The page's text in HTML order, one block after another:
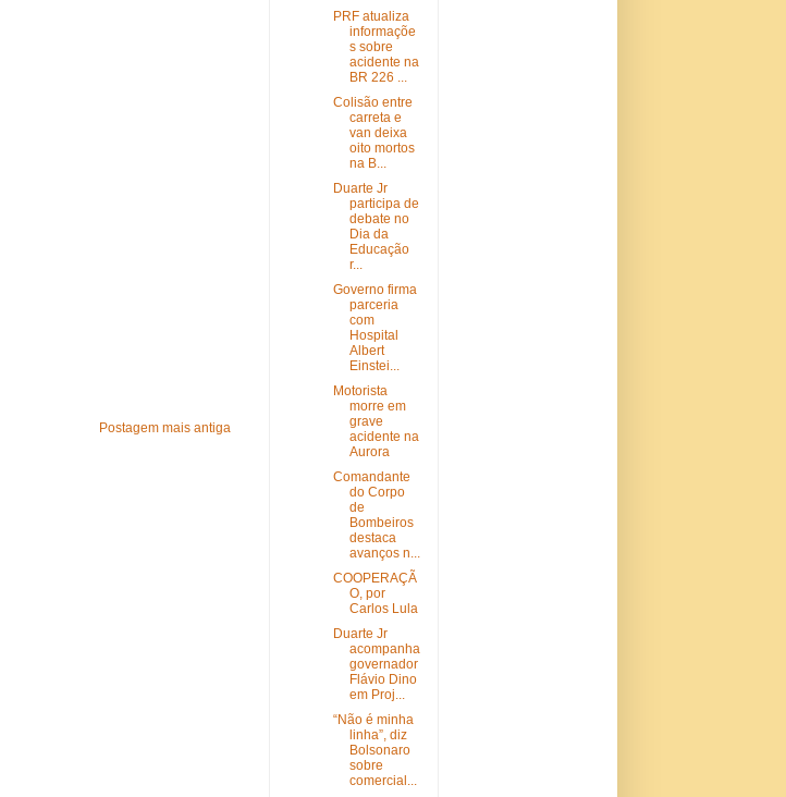
Postagem mais antiga
PRF atualiza
informaçõe
s sobre
acidente na
BR 226 ...
Colisão entre
carreta e
van deixa
oito mortos
na B...
Duarte Jr
participa de
debate no
Dia da
Educação
r...
Governo firma
parceria
com
Hospital
Albert
Einstei...
Motorista
morre em
grave
acidente na
Aurora
Comandante
do Corpo
de
Bombeiros
destaca
avanços n...
COOPERAÇÃ
O, por
Carlos Lula
Duarte Jr
acompanha
governador
Flávio Dino
em Proj...
“Não é minha
linha”, diz
Bolsonaro
sobre
comercial...